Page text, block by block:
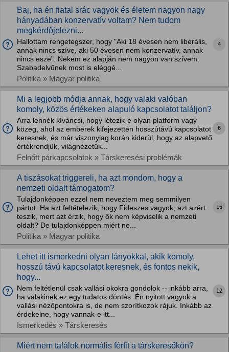
Baj, ha én fiatal srác vagyok és életem nagyon nagy
hányadában konzervatív voltam? Nem tudom
megkérdőjelezni...
Hallottam rengetegszer, hogy "Aki 18 évesen nem liberális,
annak nincs szíve, aki 50 évesen nem konzervatív, annak
nincs esze". Nekem ez alapján nem nagyon van szívem.
Szabadelvűnek most is eléggé...
Politika » Magyar politika
4
Mi a legjobb módja annak, hogy valaki valóban
komoly, közös értékeken alapuló kapcsolatot találjon?
Arra lennék kíváncsi, hogy létezik-e olyan platform vagy
közeg, ahol az emberek kifejezetten hosszútávú kapcsolatot
keresnek, és már viszonylag korán kiderül, hogy az alapvető
értékrendjük, világnézetük...
Felnőtt párkapcsolatok » Társkeresési problémák
6
A tiszásokat triggereli, ha azt mondom, hogy a
nemzeti oldalt támogatom?
Tulajdonképpen ezzel nem neveztem meg semmilyen
pártot. Ha azt feltételezik, hogy Fideszes vagyok, azt azért
teszik, mert azt érzik, hogy ők nem képviselik a nemzeti
oldalt? De tulajdonképpen miért ne...
Politika » Magyar politika
16
Lehet itt ismerkedni olyan lányokkal, akik komoly,
hosszú távú kapcsolatot keresnek, és fontos nekik,
hogy...
Nem feltétlenül csak vallási okokra gondolok -- inkább arra,
ha valakinek ez egy tudatos döntés. Én nyitott vagyok a
vallási nézőpontokra is, de nem szorítkozok rájuk. Inkább az
érdekelne, hogy vannak-e itt...
Ismerkedés » Társkeresés
12
Miért nem találok normális férfit a társkeresőkön?